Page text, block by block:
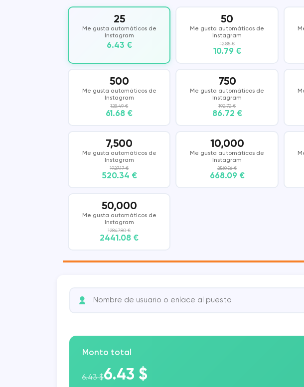
25
Me gusta automáticos de
Instagram
6.43 €
50
Me gusta automáticos de
Instagram
12.85 €
10.79 €
500
Me gusta automáticos de
Instagram
128.49 €
61.68 €
750
Me gusta automáticos de
Instagram
192.72 €
86.72 €
7,500
Me gusta automáticos de
Instagram
1927.17 €
520.34 €
10,000
Me gusta automáticos de
Instagram
2569.56 €
668.09 €
50,000
Me gusta automáticos de
Instagram
12847.80 €
2441.08 €
Monto total
6.43 $6.43 $